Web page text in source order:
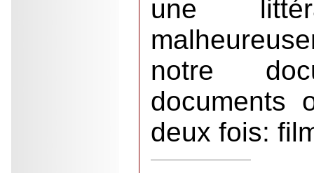
une
notre
documents
deux fois: